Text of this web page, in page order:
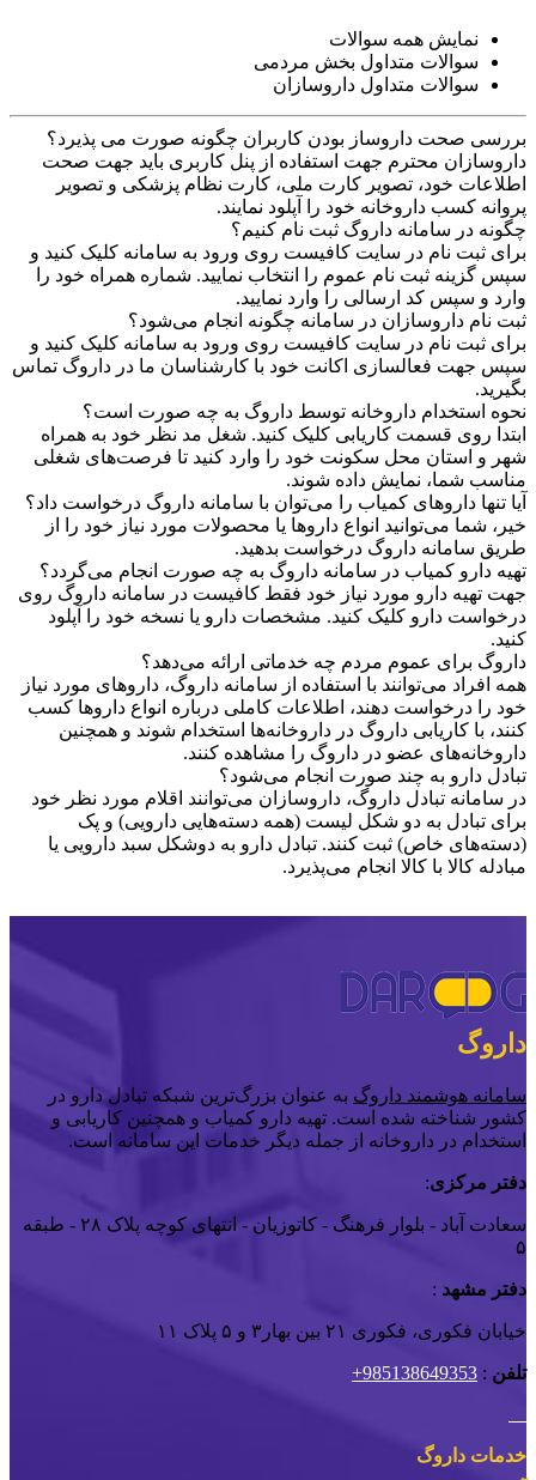
نمایش همه سوالات
سوالات متداول بخش مردمی
سوالات متداول داروسازان
بررسی صحت داروساز بودن کاربران چگونه صورت می پذیرد؟
داروسازان محترم جهت استفاده از پنل کاربری باید جهت صحت
اطلاعات خود، تصویر کارت ملی، کارت نظام پزشکی و تصویر
پروانه کسب داروخانه خود را آپلود نمایند.
چگونه در سامانه داروگ ثبت نام کنیم؟
برای ثبت نام در سایت کافیست روی ورود به سامانه کلیک کنید و
سپس گزینه ثبت نام عموم را انتخاب نمایید. شماره همراه خود را
وارد و سپس کد ارسالی را وارد نمایید.
ثبت نام داروسازان در سامانه چگونه انجام می‌شود؟
برای ثبت نام در سایت کافیست روی ورود به سامانه کلیک کنید و
سپس جهت فعالسازی اکانت خود با کارشناسان ما در داروگ تماس
بگیرید.
نحوه استخدام داروخانه توسط داروگ به چه صورت است؟
ابتدا روی قسمت کاریابی کلیک کنید. شغل مد نظر خود به همراه
شهر و استان محل سکونت خود را وارد کنید تا فرصت‌های شغلی
مناسب شما، نمایش داده شوند.
آیا تنها داروهای کمیاب را می‌توان با سامانه داروگ درخواست داد؟
خیر، شما می‌توانید انواع داروها یا محصولات مورد نیاز خود را از
طریق سامانه داروگ درخواست بدهید.
تهیه دارو کمیاب در سامانه داروگ به چه صورت انجام می‌گردد؟
جهت تهیه دارو مورد نیاز خود فقط کافیست در سامانه داروگ روی
درخواست دارو کلیک کنید. مشخصات دارو یا نسخه خود را آپلود
کنید.
داروگ برای عموم مردم چه خدماتی ارائه می‌دهد؟
همه افراد می‌توانند با استفاده از سامانه داروگ، داروهای مورد نیاز
خود را درخواست دهند، اطلاعات کاملی درباره انواع داروها کسب
کنند، با کاریابی داروگ در داروخانه‌ها استخدام شوند و همچنین
داروخانه‌های عضو در داروگ را مشاهده کنند.
تبادل دارو به چند صورت انجام می‌شود؟
در سامانه تبادل داروگ، داروسازان می‌توانند اقلام مورد نظر خود
برای تبادل به دو شکل لیست (همه دسته‌هایی دارویی) و پک
(دسته‌های خاص) ثبت کنند. تبادل دارو به دوشکل سبد دارویی یا
مبادله کالا با کالا انجام می‌پذیرد.
داروگ
سامانه هوشمند داروگ به عنوان بزرگ‌ترین شبکه تبادل دارو در
کشور شناخته شده است. تهیه دارو کمیاب و همچنین کاریابی و
استخدام در داروخانه از جمله دیگر خدمات این سامانه است.
دفتر مرکزی:
سعادت آباد - بلوار فرهنگ - کاتوزیان - انتهای کوچه پلاک ۲۸ - طبقه
۵
دفتر مشهد :
خیابان فکوری، فکوری ۲۱ بین بهار۳ و ۵ پلاک ۱۱
تلفن :
985138649353+
خدمات داروگ